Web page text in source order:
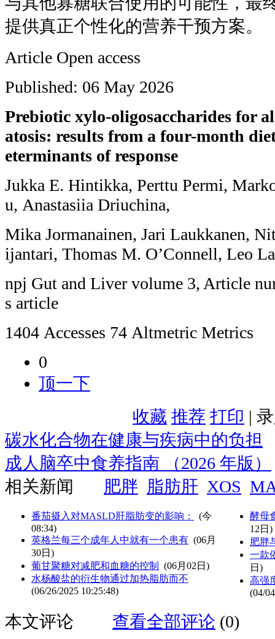
提供真正个性化的营养干预方案。
Article Open access
Published: 06 May 2026
Prebiotic xylo-oligosaccharides for
atosis: results from a four-month
eterminants of response
Jukka E. Hintikka, Perttu Permi,
u, Anastasiia Driuchina,
Mika Jormanainen, Jari Laukkanen,
ijantari, Thomas M. O’Connell, Leo
npj Gut and Liver volume 3, Article
s article
1404 Accesses 74 Altmetric Metrics
0
顶一下
收藏 推荐 打印 |
碳水化合物在健康与疾病中的负担
成人脑卒中食养指南 （2026 年版）
相关新闻
肥胖 脂肪肝 XOS
番茄摄入对MASLD肝脂肪变的影响： (今
08:34)
英格兰每三个成年人中就有一个患有 (06月
30日)
葡甘聚糖对减肥和血糖的控制
(06月02日)
水杨酸盐的衍生物通过加热脂肪而不
(06/26/2025 10:25:48)
酵母
12日)
肥胖
一款
日)
高强
(04/
本文评论 查看全部评论 (0)